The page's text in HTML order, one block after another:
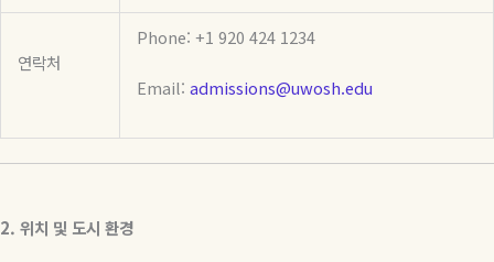
연락처
Phone: +1 920 424 1234
Email: admissions@uwosh.edu
2. 위치 및 도시 환경